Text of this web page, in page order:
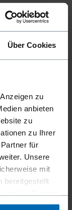
Über Cookies
zu
anbieten
zu
zu Ihrer
für
Unsere
mit
bereitgestellt
//